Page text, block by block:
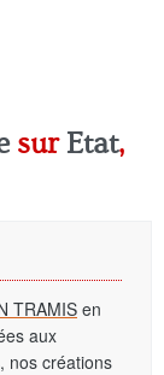
sur Etat,
TRAMIS en
aux
nos créations